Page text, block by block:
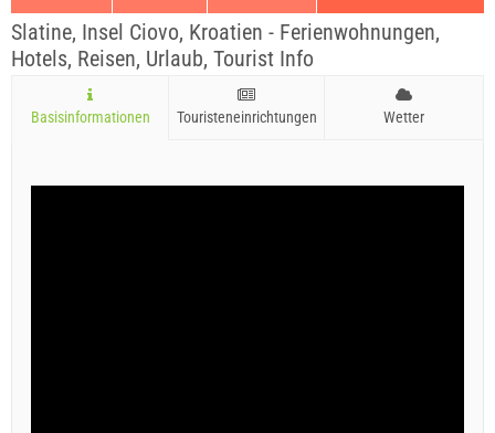
Slatine, Insel Ciovo, Kroatien - Ferienwohnungen,
Hotels, Reisen, Urlaub, Tourist Info
Basisinformationen Touristeneinrichtungen Wetter